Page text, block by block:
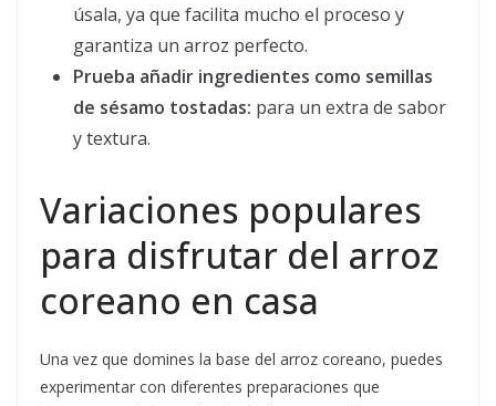
úsala, ya que facilita mucho el proceso y
garantiza un arroz perfecto.
Prueba añadir ingredientes como semillas
de sésamo tostadas: para un extra de sabor
y textura.
Variaciones populares
para disfrutar del arroz
coreano en casa
Una vez que domines la base del arroz coreano, puedes
experimentar con diferentes preparaciones que